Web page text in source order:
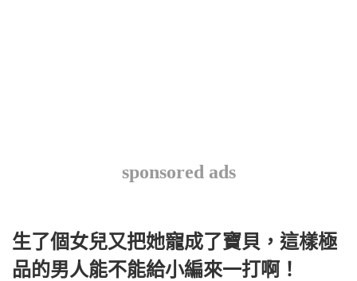
sponsored ads
生了個女兒又把她寵成了寶貝，這樣極
品的男人能不能給小編來一打啊！